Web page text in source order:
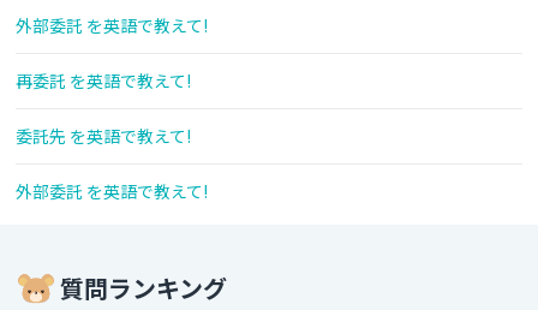
外部委託 を英語で教えて!
再委託 を英語で教えて!
委託先 を英語で教えて!
外部委託 を英語で教えて!
質問ランキング